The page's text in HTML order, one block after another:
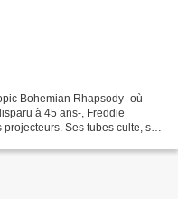
Bohemian Rhapsody -où
à 45 ans-, Freddie
Ses tubes culte, son